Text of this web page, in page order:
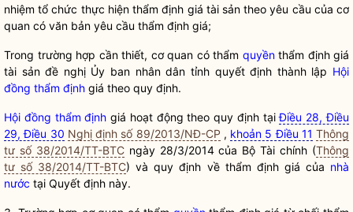
nhiệm tổ chức thực hiệnthẩm định giá tài sản theo yêu cầu của cơ
quan có văn bản yêu cầu thẩm định giá;
Trong trường hợp cần thiết, cơ quan có thẩm quyền thẩm định giá
tài sản đề nghị Ủy ban nhân dân tỉnh quyết định thành lập Hội
đồng thẩm định giá theo quy định.
Hội đồng thẩm định giá hoạt động theo quy định tạiĐiều 28, Điều
29, Điều 30 Nghị định số 89/2013/NĐ-CP , khoản 5 Điều 11 Thông
tư số 38/2014/TT-BTCngày 28/3/2014 của Bộ Tài chính (Thông
tư số 38/2014/TT-BTC) và quy định về thẩm định giá của nhà
nước tại Quyết định này.